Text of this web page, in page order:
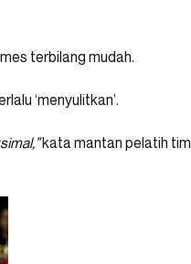
terbilang mudah.
‘menyulitkan’.
kata mantan pelatih tim